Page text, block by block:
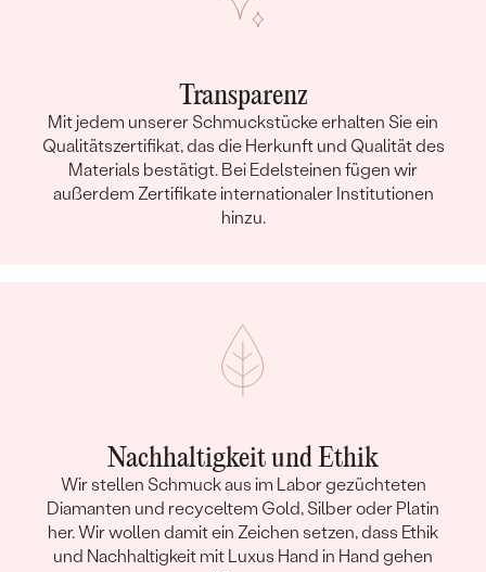
Transparenz
Mit jedem unserer Schmuckstücke erhalten Sie ein
Qualitätszertifikat, das die Herkunft und Qualität des
Materials bestätigt. Bei Edelsteinen fügen wir
außerdem Zertifikate internationaler Institutionen
hinzu.
Nachhaltigkeit und Ethik
Wir stellen Schmuck aus im Labor gezüchteten
Diamanten und recyceltem Gold, Silber oder Platin
her. Wir wollen damit ein Zeichen setzen, dass Ethik
und Nachhaltigkeit mit Luxus Hand in Hand gehen